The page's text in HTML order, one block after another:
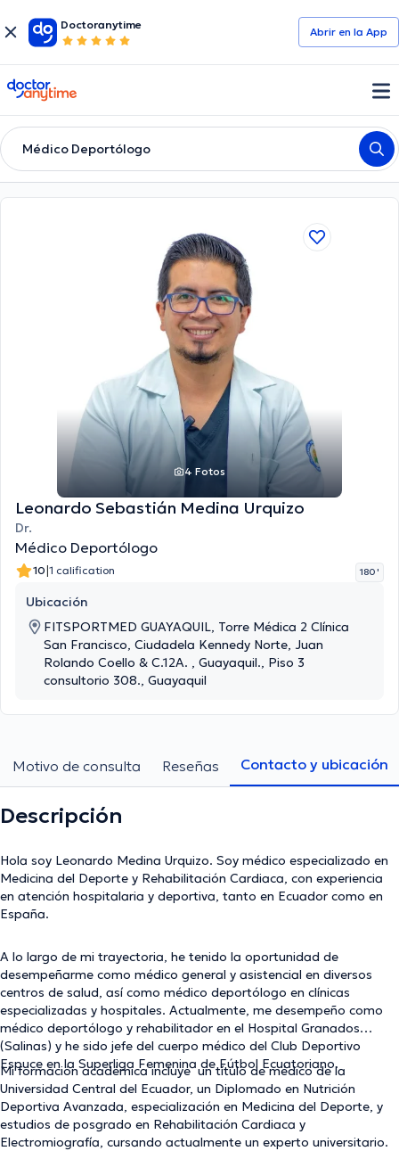
Doctoranytime
Abrir en la App
doctoranytime
Médico Deportólogo
4 Fotos
Leonardo Sebastián Medina Urquizo
Dr.
Médico Deportólogo
10|1 calification 180 '
Ubicación
FITSPORTMED GUAYAQUIL, Torre Médica 2 Clínica
San Francisco, Ciudadela Kennedy Norte, Juan
Rolando Coello & C.12A. , Guayaquil., Piso 3
consultorio 308., Guayaquil
Motivo de consulta Reseñas Contacto y ubicación
Descripción
Hola soy Leonardo Medina Urquizo. Soy médico especializado en
Medicina del Deporte y Rehabilitación Cardiaca, con experiencia
en atención hospitalaria y deportiva, tanto en Ecuador como en
España.
A lo largo de mi trayectoria, he tenido la oportunidad de
desempeñarme como médico general y asistencial en diversos
centros de salud, así como médico deportólogo en clínicas
especializadas y hospitales. Actualmente, me desempeño como
médico deportólogo y rehabilitador en el Hospital Granados
(Salinas) y he sido jefe del cuerpo médico del Club Deportivo
Espuce en la Superliga Femenina de Fútbol Ecuatoriano.
Mi formación académica incluye un título de médico de la
Universidad Central del Ecuador, un Diplomado en Nutrición
Deportiva Avanzada, especialización en Medicina del Deporte, y
estudios de posgrado en Rehabilitación Cardiaca y
Electromiografía, cursando actualmente un experto universitario.